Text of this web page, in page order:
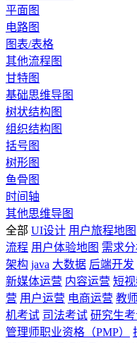
平面图
电路图
图表/表格
其他流程图
甘特图
基础思维导图
树状结构图
组织结构图
括号图
树形图
鱼骨图
时间轴
其他思维导图
全部 UI设计 用户旅程地图
流程 用户体验地图 需求
架构 java 大数据 后端开发
新媒体运营 内容运营 短
营 用户运营 电商运营 教
机考试 司法考试 研究生
管理师职业资格（PMP）